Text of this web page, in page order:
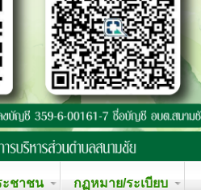
ะชาชน กฏหมาย/ระเบียบ